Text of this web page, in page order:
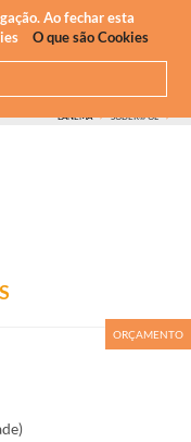
Ao fechar esta
O que são Cookies
Newsletter
LANEMA
SODER® OL
ORÇAMENTO